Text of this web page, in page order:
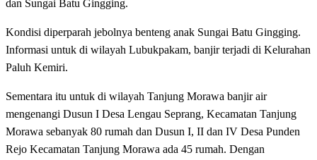
dan Sungai Batu Gingging.
Kondisi diperparah jebolnya benteng anak Sungai Batu Gingging.
Informasi untuk di wilayah Lubukpakam, banjir terjadi di Kelurahan
Paluh Kemiri.
Sementara itu untuk di wilayah Tanjung Morawa banjir air
mengenangi Dusun I Desa Lengau Seprang, Kecamatan Tanjung
Morawa sebanyak 80 rumah dan Dusun I, II dan IV Desa Punden
Rejo Kecamatan Tanjung Morawa ada 45 rumah. Dengan